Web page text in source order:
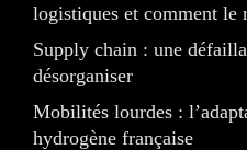
logistiques et comment le
Supply chain : une
désorganiser
Mobilités lourdes :
hydrogène française